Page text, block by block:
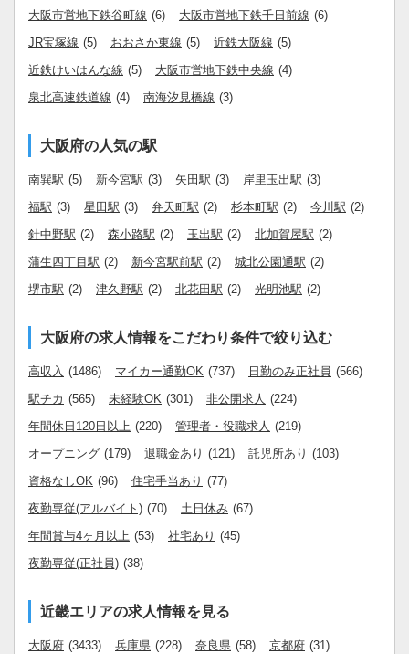
大阪市営地下鉄谷町線 (6) 大阪市営地下鉄千日前線 (6)
JR宝塚線 (5) おおさか東線 (5) 近鉄大阪線 (5)
近鉄けいはんな線 (5) 大阪市営地下鉄中央線 (4)
泉北高速鉄道線 (4) 南海汐見橋線 (3)
大阪府の人気の駅
南巽駅 (5) 新今宮駅 (3) 矢田駅 (3) 岸里玉出駅 (3)
福駅 (3) 星田駅 (3) 弁天町駅 (2) 杉本町駅 (2) 今川駅 (2)
針中野駅 (2) 森小路駅 (2) 玉出駅 (2) 北加賀屋駅 (2)
蒲生四丁目駅 (2) 新今宮駅前駅 (2) 城北公園通駅 (2)
堺市駅 (2) 津久野駅 (2) 北花田駅 (2) 光明池駅 (2)
大阪府の求人情報をこだわり条件で絞り込む
高収入 (1486) マイカー通勤OK (737) 日勤のみ正社員 (566)
駅チカ (565) 未経験OK (301) 非公開求人 (224)
年間休日120日以上 (220) 管理者・役職求人 (219)
オープニング (179) 退職金あり (121) 託児所あり (103)
資格なしOK (96) 住宅手当あり (77)
夜勤専従(アルバイト) (70) 土日休み (67)
年間賞与4ヶ月以上 (53) 社宅あり (45)
夜勤専従(正社員) (38)
近畿エリアの求人情報を見る
大阪府 (3433) 兵庫県 (228) 奈良県 (58) 京都府 (31)